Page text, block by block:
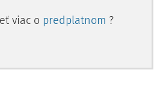
viac o predplatnom ?